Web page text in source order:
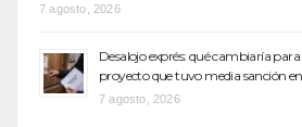
7 agosto, 2026
Desalojo exprés: qué cambiaría
proyecto que tuvo media sanción
7 agosto, 2026